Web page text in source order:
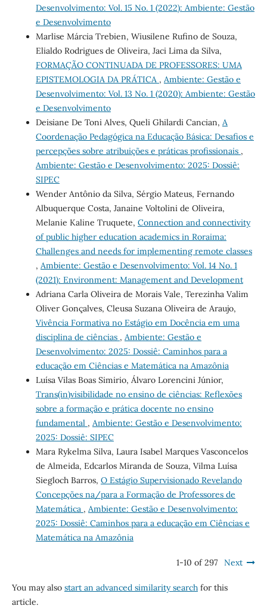
Desenvolvimento: Vol. 15 No. 1 (2022): Ambiente: Gestão
e Desenvolvimento
Marlise Márcia Trebien, Wiusilene Rufino de Souza,
Elialdo Rodrigues de Oliveira, Jaci Lima da Silva,
FORMAÇÃO CONTINUADA DE PROFESSORES: UMA
EPISTEMOLOGIA DA PRÁTICA , Ambiente: Gestão e
Desenvolvimento: Vol. 13 No. 1 (2020): Ambiente: Gestão
e Desenvolvimento
Deisiane De Toni Alves, Queli Ghilardi Cancian, A
Coordenação Pedagógica na Educação Básica: Desafios e
percepções sobre atribuições e práticas profissionais ,
Ambiente: Gestão e Desenvolvimento: 2025: Dossiê:
SIPEC
Wender Antônio da Silva, Sérgio Mateus, Fernando
Albuquerque Costa, Janaine Voltolini de Oliveira,
Melanie Kaline Truquete, Connection and connectivity
of public higher education academics in Roraima:
Challenges and needs for implementing remote classes
, Ambiente: Gestão e Desenvolvimento: Vol. 14 No. 1
(2021): Environment: Management and Development
Adriana Carla Oliveira de Morais Vale, Terezinha Valim
Oliver Gonçalves, Cleusa Suzana Oliveira de Araujo,
Vivência Formativa no Estágio em Docência em uma
disciplina de ciências , Ambiente: Gestão e
Desenvolvimento: 2025: Dossiê: Caminhos para a
educação em Ciências e Matemática na Amazônia
Luísa Vilas Boas Simirio, Álvaro Lorencini Júnior,
Trans(in)visibilidade no ensino de ciências: Reflexões
sobre a formação e prática docente no ensino
fundamental , Ambiente: Gestão e Desenvolvimento:
2025: Dossiê: SIPEC
Mara Rykelma Silva, Laura Isabel Marques Vasconcelos
de Almeida, Edcarlos Miranda de Souza, Vilma Luísa
Siegloch Barros, O Estágio Supervisionado Revelando
Concepções na/para a Formação de Professores de
Matemática , Ambiente: Gestão e Desenvolvimento:
2025: Dossiê: Caminhos para a educação em Ciências e
Matemática na Amazônia
1-10 of 297 Next
You may also start an advanced similarity searchfor this
article.